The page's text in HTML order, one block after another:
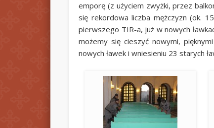
emporę (z użyciem zwyżki, przez
się rekordowa liczba mężczyzn (ok.
pierwszego TIR-a, już w nowych
możemy się cieszyć nowymi,
nowych ławek i wniesieniu 23 starych